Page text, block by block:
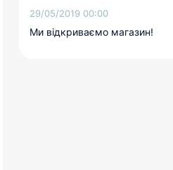
29/05/2019 00:00
Ми відкриваємо магазин!